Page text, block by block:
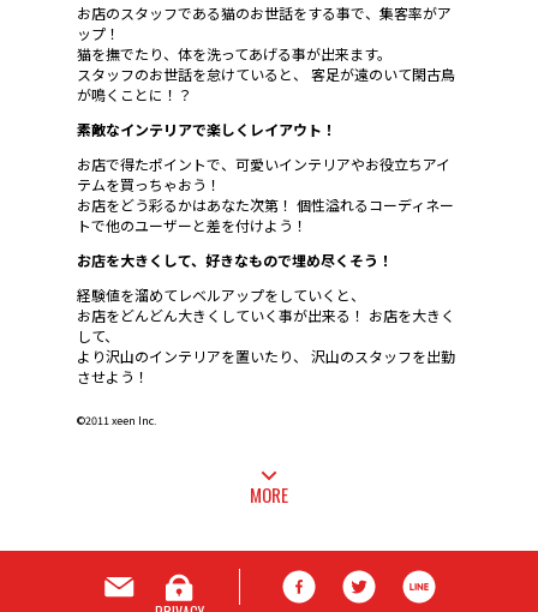
お店のスタッフである猫のお世話をする事で、集客率がア
ップ！
猫を撫でたり、体を洗ってあげる事が出来ます。
スタッフのお世話を怠けていると、 客足が遠のいて閑古鳥
が鳴くことに！？
素敵なインテリアで楽しくレイアウト！
お店で得たポイントで、可愛いインテリアやお役立ちアイ
テムを買っちゃおう！
お店をどう彩るかはあなた次第！ 個性溢れるコーディネー
トで他のユーザーと差を付けよう！
お店を大きくして、好きなもので埋め尽くそう！
経験値を溜めてレベルアップをしていくと、
お店をどんどん大きくしていく事が出来る！ お店を大きく
して、
より沢山のインテリアを置いたり、 沢山のスタッフを出勤
させよう！
©2011 xeen Inc.
MORE